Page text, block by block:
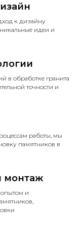
к дизайну
идеи и
в обработке гранита
точности и
работы, мы
памятников в
монтаж
и